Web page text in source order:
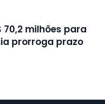
70,2 milhões para
prorroga prazo